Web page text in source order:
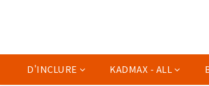
D'INCLURE KADMAX - ALL